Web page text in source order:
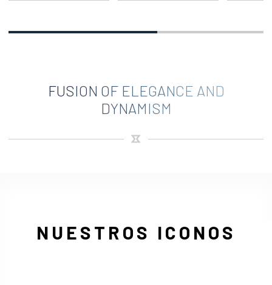
FUSION OF ELEGANCE AND
DYNAMISM
NUESTROS ICONOS